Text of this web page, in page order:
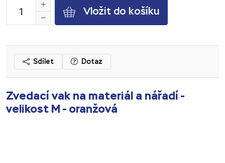
Vložit do košíku
Sdílet Dotaz
Zvedací vak na materiál a nářadí -
velikost M - oranžová